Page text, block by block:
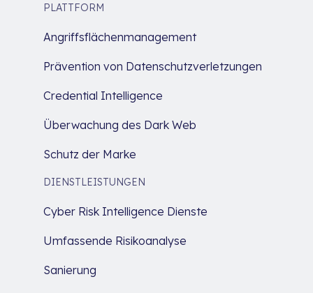
PLATTFORM
Angriffsflächenmanagement
Prävention von Datenschutzverletzungen
Credential Intelligence
Überwachung des Dark Web
Schutz der Marke
DIENSTLEISTUNGEN
Cyber Risk Intelligence Dienste
Umfassende Risikoanalyse
Sanierung